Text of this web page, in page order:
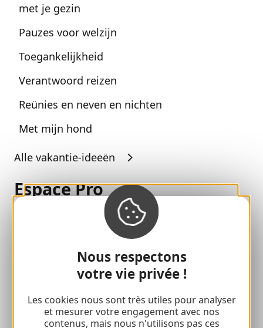
Nous respectons
votre vie privée !
Les cookies nous sont très utiles pour analyser
et mesurer votre engagement avec nos
contenus, mais nous n'utilisons pas ces
met je gezin
Pauzes voor welzijn
Toegankelijkheid
Verantwoord reizen
Reünies en neven en nichten
Met mijn hond
Alle vakantie-ideeën
Espace Pro
100% Gaillard Club
Fotobibliotheek